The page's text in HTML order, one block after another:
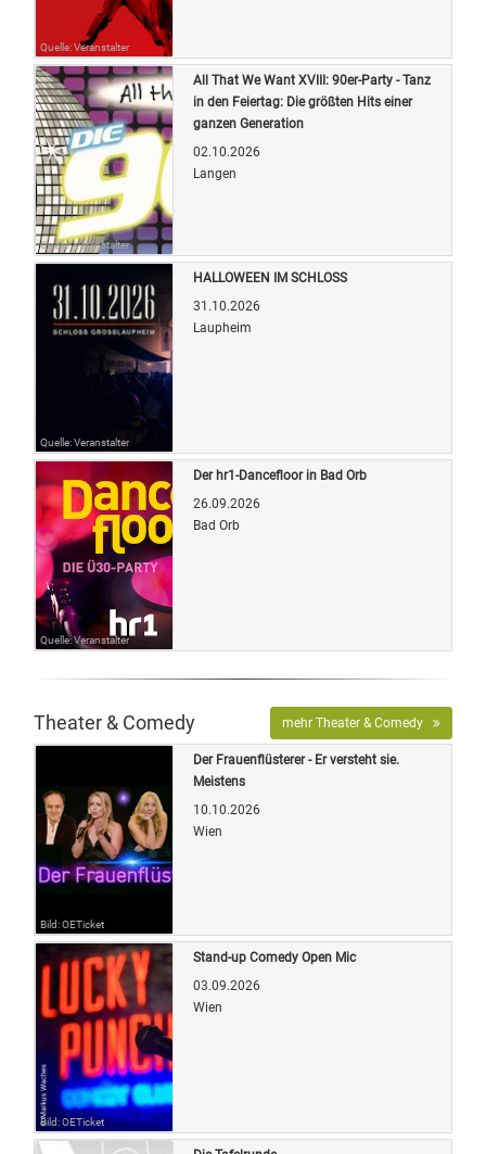
Quelle: Veranstalter
Quelle: Veranstalter
All That We Want XVIII: 90er-Party - Tanz
in den Feiertag: Die größten Hits einer
ganzen Generation
02.10.2026
Langen
Quelle: Veranstalter
HALLOWEEN IM SCHLOSS
31.10.2026
Laupheim
Quelle: Veranstalter
Der hr1-Dancefloor in Bad Orb
26.09.2026
Bad Orb
Theater & Comedy mehr Theater & Comedy
Bild: OETicket
Der Frauenflüsterer - Er versteht sie.
Meistens
10.10.2026
Wien
Bild: OETicket
Stand-up Comedy Open Mic
03.09.2026
Wien